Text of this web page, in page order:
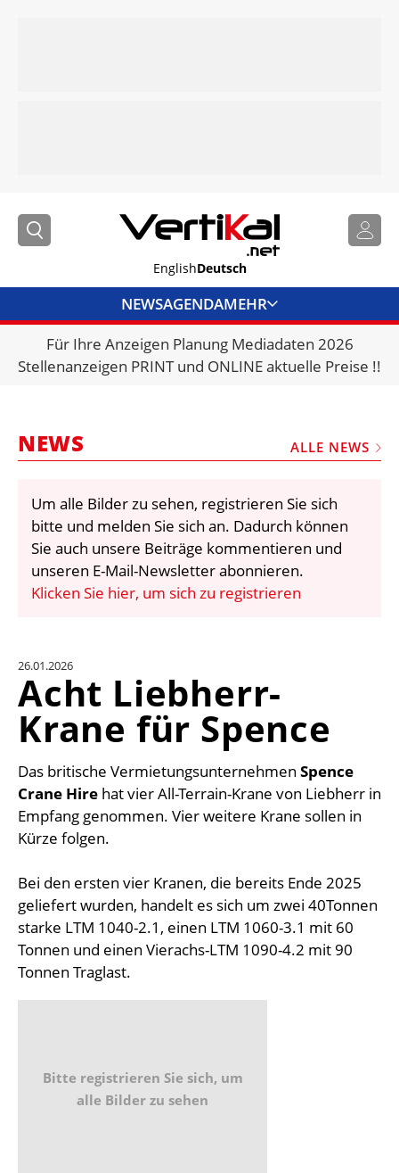
EnglishDeutsch
NEWSAGENDAMEHR
BRANCHENLINKS
VERMIETER
VIDEOS
BIBLIOTHEK
KRAN & BÜHNE
EINHEITENKONVERTER
KONTAKT
Für Ihre Anzeigen Planung Mediadaten 2026
Stellenanzeigen PRINT und ONLINE aktuelle Preise !!
NEWS ALLE NEWS
Um alle Bilder zu sehen, registrieren Sie sich
bitte und melden Sie sich an. Dadurch können
Sie auch unsere Beiträge kommentieren und
unseren E-Mail-Newsletter abonnieren.
Klicken Sie hier, um sich zu registrieren
26.01.2026
Acht Liebherr-
Krane für Spence
Das britische Vermietungsunternehmen Spence
Crane Hire hat vier All-Terrain-Krane von Liebherr in
Empfang genommen. Vier weitere Krane sollen in
Kürze folgen.
Bei den ersten vier Kranen, die bereits Ende 2025
geliefert wurden, handelt es sich um zwei 40Tonnen
starke LTM 1040-2.1, einen LTM 1060-3.1 mit 60
Tonnen und einen Vierachs-LTM 1090-4.2 mit 90
Tonnen Traglast.
Bitte registrieren Sie sich, um
alle Bilder zu sehen